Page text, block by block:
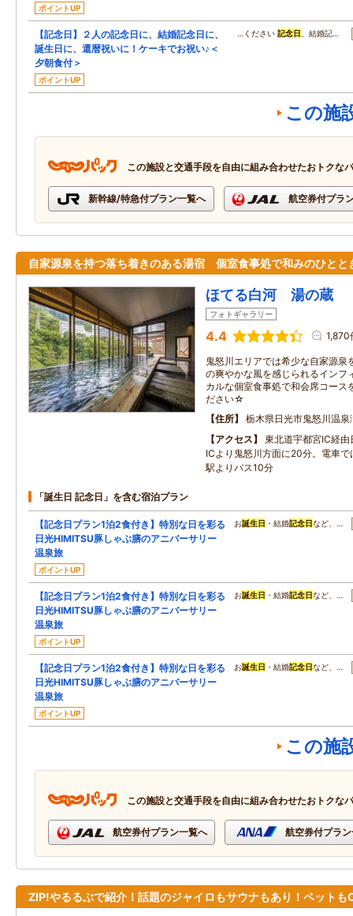
ポイントUP
【記念日】２人の記念日に、結婚記念日に、
誕生日に、還暦祝いに！ケーキでお祝い♪＜
夕朝食付＞
ポイントUP
…ください記念日 、結婚記…
この施
この施設と交通手段を自由に組み合わせたおトクな
新幹線/特急付プラン一覧へ 航空券付プラ
自家源泉を持つ落ち着きのある湯宿 個室食事処で和みのひとと
ほてる白河 湯の蔵
フォトギャラリー
4.4 1,870
鬼怒川エリアでは希少な自家源泉
の爽やかな風を感じられるインフ
カルな個室食事処で和会席コース
ださい☆
住所
栃木県日光市鬼怒川温泉
アクセス
東北道宇都宮IC経
ICより鬼怒川方面に20分。電車
駅よりバス10分
「誕生日 記念日」を含む宿泊プラン
【記念日プラン1泊2食付き】特別な日を彩る
日光HIMITSU豚しゃぶ膳のアニバーサリー
温泉旅
ポイントUP
お誕生日 ・結婚記念日など、…
【記念日プラン1泊2食付き】特別な日を彩る
日光HIMITSU豚しゃぶ膳のアニバーサリー
温泉旅
ポイントUP
お誕生日 ・結婚記念日など、…
【記念日プラン1泊2食付き】特別な日を彩る
日光HIMITSU豚しゃぶ膳のアニバーサリー
温泉旅
ポイントUP
お誕生日 ・結婚記念日など、…
この施
この施設と交通手段を自由に組み合わせたおトクな
航空券付プラン一覧へ 航空券付プラ
ZIP!やるるぶで紹介！話題のジャイロもサウナもあり！ペットも